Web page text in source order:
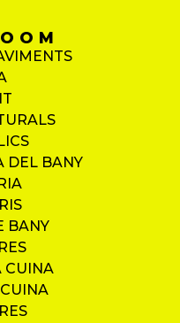
DEL BANY
BANY
CUINA